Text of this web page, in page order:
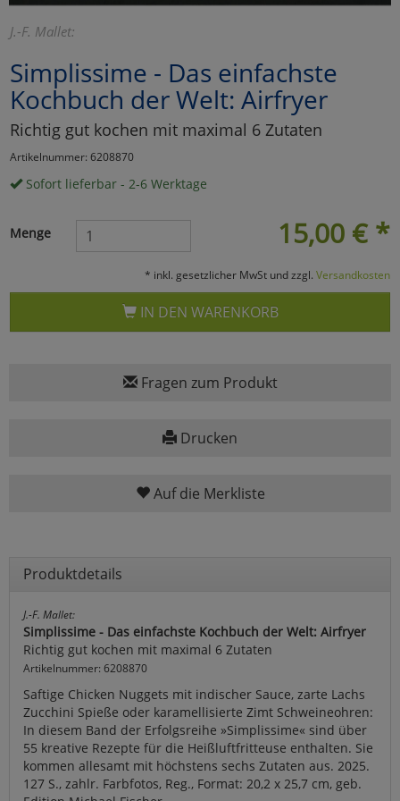
J.-F. Mallet:
Simplissime - Das einfachste
Kochbuch der Welt: Airfryer
Richtig gut kochen mit maximal 6 Zutaten
Artikelnummer: 6208870
Sofort lieferbar - 2-6 Werktage
15,00 € *
Menge
* inkl. gesetzlicher MwSt und zzgl. Versandkosten
IN DEN WARENKORB
Fragen zum Produkt
Drucken
Auf die Merkliste
Produktdetails
J.-F. Mallet:
Simplissime - Das einfachste Kochbuch der Welt: Airfryer
Richtig gut kochen mit maximal 6 Zutaten
Artikelnummer: 6208870
Saftige Chicken Nuggets mit indischer Sauce, zarte Lachs
Zucchini Spieße oder karamellisierte Zimt Schweineohren:
In diesem Band der Erfolgsreihe »Simplissime« sind über
55 kreative Rezepte für die Heißluftfritteuse enthalten. Sie
kommen allesamt mit höchstens sechs Zutaten aus. 2025.
127 S., zahlr. Farbfotos, Reg., Format: 20,2 x 25,7 cm, geb.
Marketing
Umfragetools
Cookies
Einstellungen speichern
zu Haupptseite